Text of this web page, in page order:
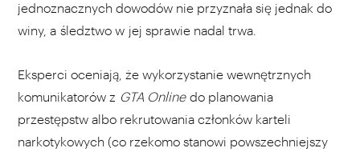
jednoznacznych dowodów nie przyznała się jednak do
winy, a śledztwo w jej sprawie nadal trwa.
Eksperci oceniają, że wykorzystanie wewnętrznych
komunikatorów z GTA Online do planowania
przestępstw albo rekrutowania członków karteli
narkotykowych (co rzekomo stanowi powszechniejszy